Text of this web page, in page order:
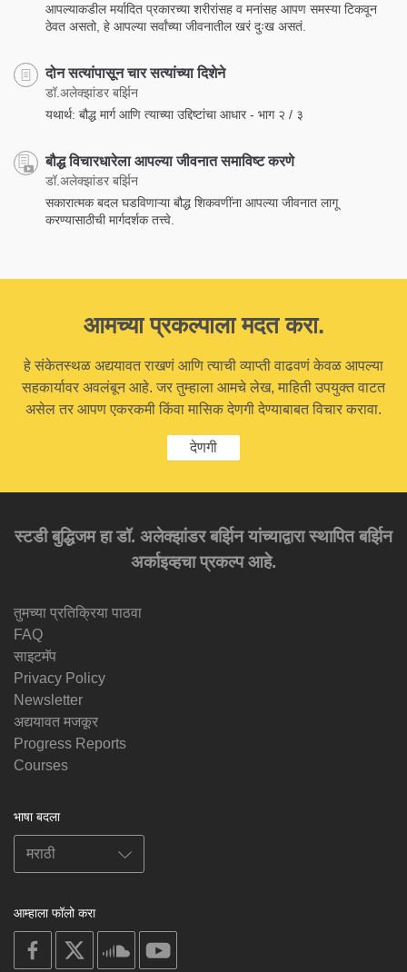
आपल्याकडील मर्यादित प्रकारच्या शरीरांसह व मनांसह आपण समस्या टिकवून
ठेवत असतो, हे आपल्या सर्वांच्या जीवनातील खरं दुःख असतं.
दोन सत्यांपासून चार सत्यांच्या दिशेने
डॉ.अलेक्झांडर बर्झिन
यथार्थ: बौद्ध मार्ग आणि त्याच्या उद्दिष्टांचा आधार - भाग २ / ३
बौद्ध विचारधारेला आपल्या जीवनात समाविष्ट करणे
डॉ.अलेक्झांडर बर्झिन
सकारात्मक बदल घडविणाऱ्या बौद्ध शिकवणींना आपल्या जीवनात लागू
करण्यासाठीची मार्गदर्शक तत्त्वे.
आमच्या प्रकल्पाला मदत करा.
हे संकेतस्थळ अद्ययावत राखणं आणि त्याची व्याप्ती वाढवणं केवळ आपल्या
सहकार्यावर अवलंबून आहे. जर तुम्हाला आमचे लेख, माहिती उपयुक्त वाटत
असेल तर आपण एकरकमी किंवा मासिक देणगी देण्याबाबत विचार करावा.
देणगी
स्टडी बुद्धिजम हा डॉ. अलेक्झांडर बर्झिन यांच्याद्वारा स्थापित बर्झिन
अर्काइव्हचा प्रकल्प आहे.
तुमच्या प्रतिक्रिया पाठवा
FAQ
साइटमॅप
Privacy Policy
Newsletter
अद्ययावत मजकूर
Progress Reports
Courses
भाषा बदला
आम्हाला फॉलो करा
on
facebook
soundcloud